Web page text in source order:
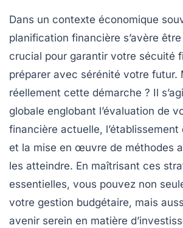
Dans un contexte économique
planification financière s’avère
crucial pour garantir votre sécuité
préparer avec sérénité votre futur.
réellement cette démarche ? Il
globale englobant l’évaluation de
financière actuelle, l’établissement
et la mise en œuvre de méthodes
les atteindre. En maîtrisant ces
essentielles, vous pouvez non
votre gestion budgétaire, mais
avenir serein en matière d’